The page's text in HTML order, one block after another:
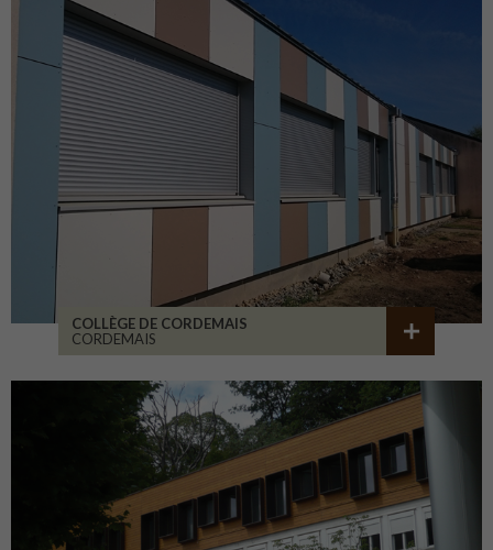
COLLÈGE DE CORDEMAIS
CORDEMAIS